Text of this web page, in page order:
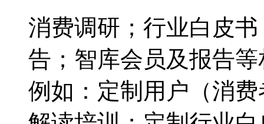
消费调研；行业白皮
告；智库会员及报告
例如：定制用户（消